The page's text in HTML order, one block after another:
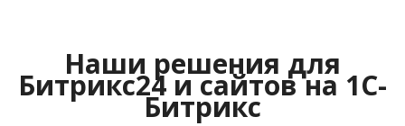
Наши решения для
Битрикс24 и сайтов на 1С-
Битрикс